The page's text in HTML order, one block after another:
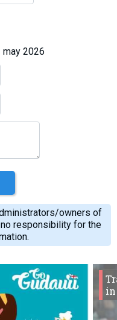
may 2026
owners of
no responsibility for the
in